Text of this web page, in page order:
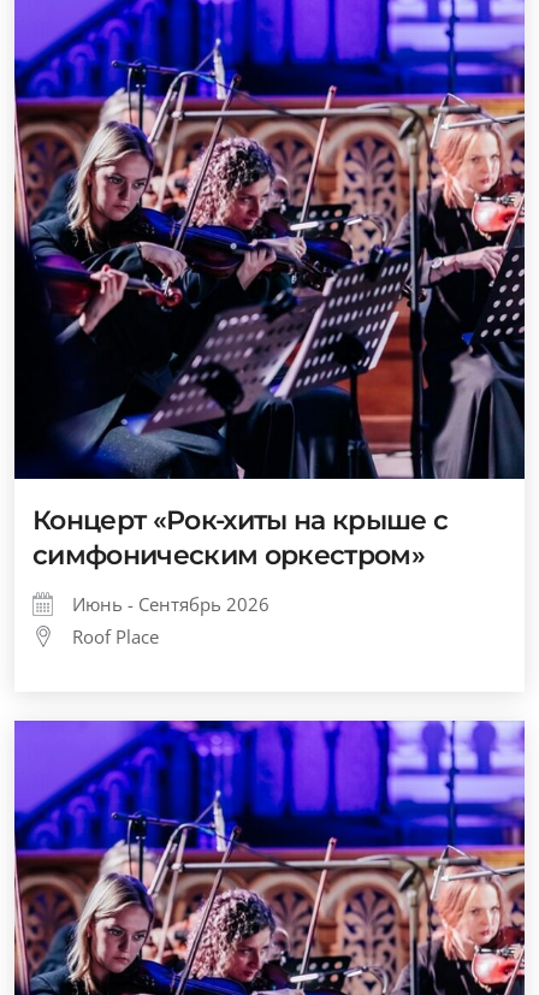
Концерт «Рок-хиты на крыше с
симфоническим оркестром»
Июнь - Сентябрь 2026
Roof Place